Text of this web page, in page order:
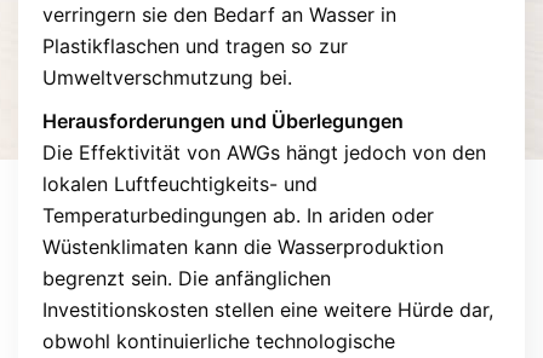
verringern sie den Bedarf an Wasser in
Plastikflaschen und tragen so zur
Umweltverschmutzung bei.
Herausforderungen und Überlegungen
Die Effektivität von AWGs hängt jedoch von den
lokalen Luftfeuchtigkeits- und
Temperaturbedingungen ab. In ariden oder
Wüstenklimaten kann die Wasserproduktion
begrenzt sein. Die anfänglichen
Investitionskosten stellen eine weitere Hürde dar,
obwohl kontinuierliche technologische